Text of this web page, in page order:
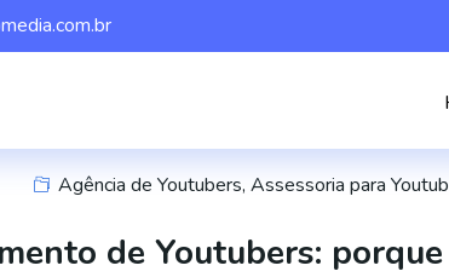
Agência de Youtubers, Assessoria para
de Youtubers: